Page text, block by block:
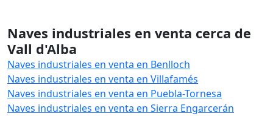
Naves industriales en venta cerca de
Vall d'Alba
Naves industriales en venta en Benlloch
Naves industriales en venta en Villafamés
Naves industriales en venta en Puebla-Tornesa
Naves industriales en venta en Sierra Engarcerán